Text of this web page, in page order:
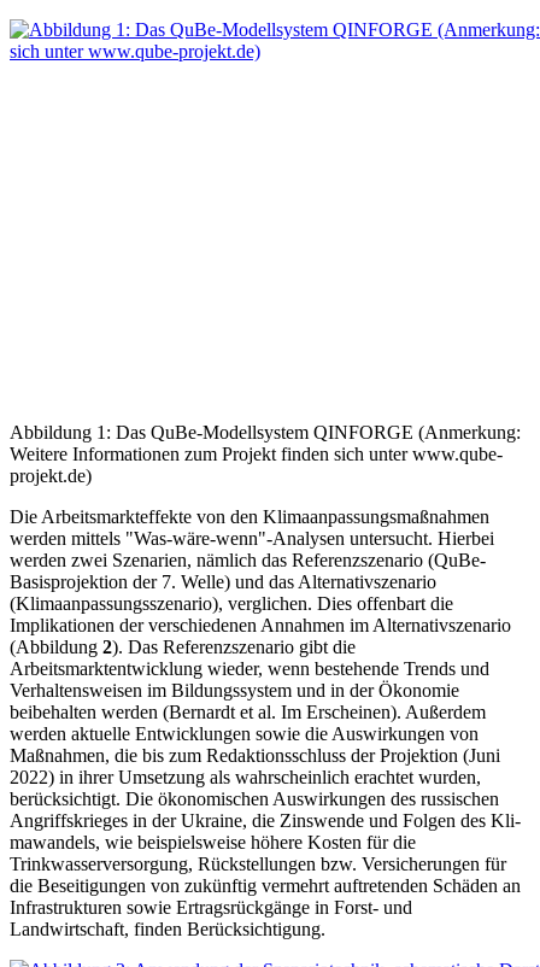
Abbildung 1: Das QuBe-Modellsystem QINFORGE (Anmerkung:
Weitere Informationen zum Projekt finden sich unter www.qube-
projekt.de)
Die Arbeitsmarkteffekte von den Klimaanpassungsmaßnahmen
werden mittels "Was-wäre-wenn"-Analysen untersucht. Hierbei
werden zwei Szenarien, nämlich das Referenzszenario (QuBe-
Basisprojektion der 7. Welle) und das Alternativszenario
(Klimaanpassungsszenario), verglichen. Dies offenbart die
Implikationen der verschiedenen Annahmen im Alternativszena­rio
(Abbildung 2). Das Referenzszenario gibt die
Arbeitsmarktentwicklung wieder, wenn bestehende Trends und
Verhaltensweisen im Bildungssystem und in der Ökonomie
beibehalten werden (Bernardt et al. Im Erscheinen). Außerdem
werden aktuelle Entwicklungen sowie die Auswirkungen von
Maßnahmen, die bis zum Redaktionsschluss der Projektion (Juni
2022) in ihrer Umsetzung als wahrscheinlich erachtet wurden,
berücksichtigt. Die ökonomischen Aus­wirkungen des russischen
Angriffskrieges in der Ukraine, die Zinswende und Folgen des Kli­
mawandels, wie beispielsweise höhere Kosten für die
Trinkwasserversorgung, Rückstellungen bzw. Versicherungen für
die Beseitigungen von zukünftig vermehrt auftretenden Schäden an
Infrastrukturen sowie Ertragsrückgänge in Forst- und
Landwirtschaft, finden Berücksichtigung.